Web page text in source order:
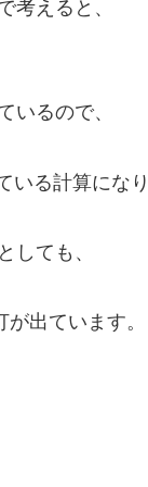
考えると、
いるので、
いる計算にな
しても、
出ています。